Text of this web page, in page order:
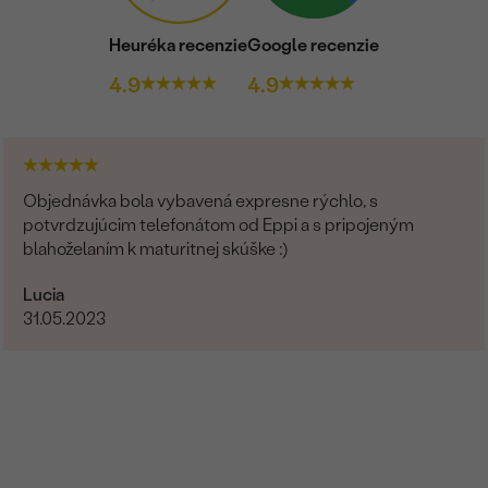
Heuréka recenzie
4.9
Google recenzie
4.9
Objednávka bola vybavená expresne rýchlo, s
potvrdzujúcim telefonátom od Eppi a s pripojeným
blahoželaním k maturitnej skúške :)
Lucia
31.05.2023